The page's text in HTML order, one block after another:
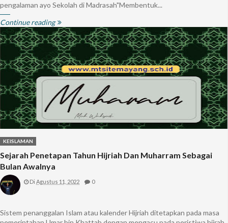
pengalaman ayo Sekolah di Madrasah"Membentuk...
Continue reading
KEISLAMAN
Sejarah Penetapan Tahun Hijriah Dan Muharram Sebagai
Bulan Awalnya
Di Agustus 11, 2022 0
Sistem penanggalan Islam atau kalender Hijriah ditetapkan pada masa